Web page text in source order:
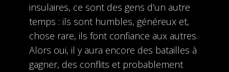
insulaires, ce sont des gens d’un autre
temps : ils sont humbles, généreux et,
chose rare, ils font confiance aux autres.
Alors oui, il y aura encore des batailles à
gagner, des conflits et probablement